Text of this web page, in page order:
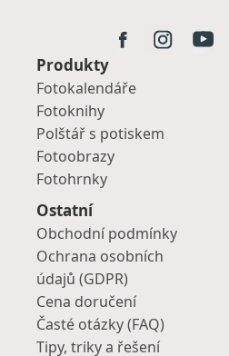
Produkty
Fotokalendáře
Fotoknihy
Polštář s potiskem
Fotoobrazy
Fotohrnky
Ostatní
Obchodní podmínky
Ochrana osobních
údajů (GDPR)
Cena doručení
Časté otázky (FAQ)
Tipy, triky a řešení